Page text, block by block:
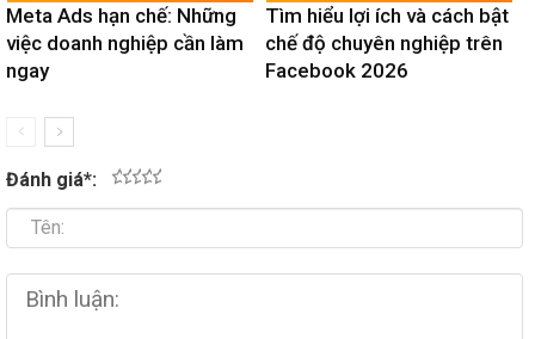
Meta Ads hạn chế: Những
việc doanh nghiệp cần làm
ngay
Tìm hiểu lợi ích và cách bật
chế độ chuyên nghiệp trên
Facebook 2026
Đánh giá*: